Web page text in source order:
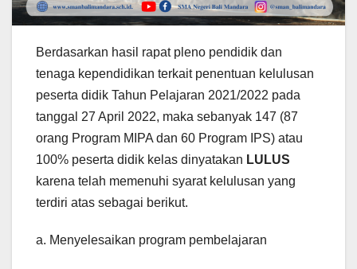
Berdasarkan hasil rapat pleno pendidik dan
tenaga kependidikan terkait penentuan kelulusan
peserta didik Tahun Pelajaran 2021/2022 pada
tanggal 27 April 2022, maka sebanyak 147 (87
orang Program MIPA dan 60 Program IPS) atau
100% peserta didik kelas dinyatakan LULUS
karena telah memenuhi syarat kelulusan yang
terdiri atas sebagai berikut.
a. Menyelesaikan program pembelajaran